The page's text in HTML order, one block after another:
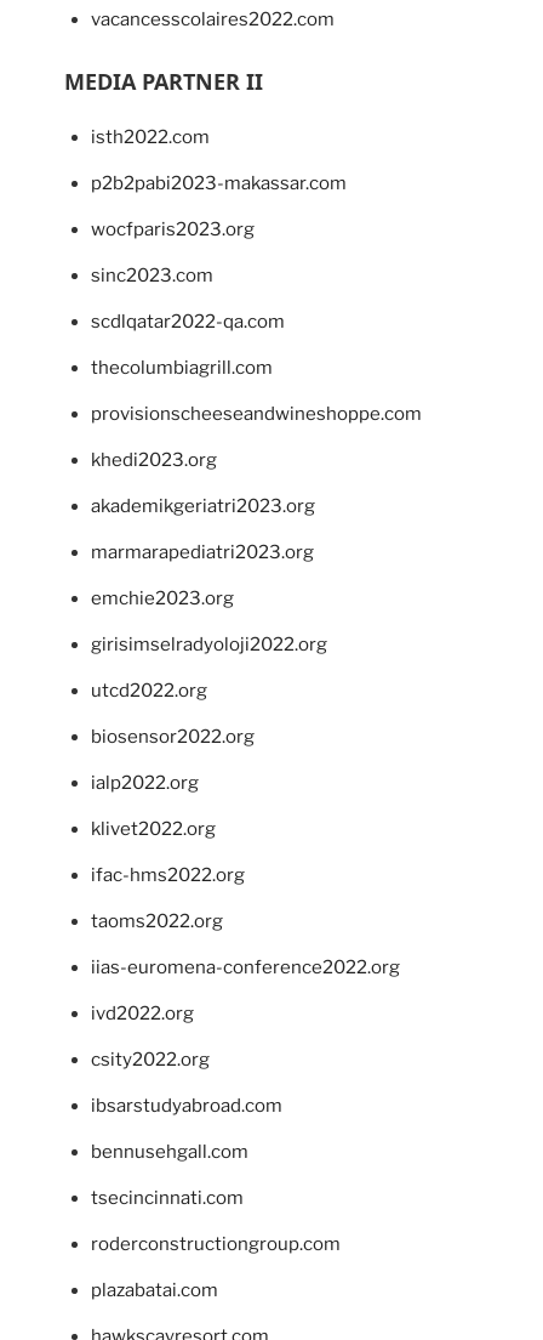
vacancesscolaires2022.com
MEDIA PARTNER II
isth2022.com
p2b2pabi2023-makassar.com
wocfparis2023.org
sinc2023.com
scdlqatar2022-qa.com
thecolumbiagrill.com
provisionscheeseandwineshoppe.com
khedi2023.org
akademikgeriatri2023.org
marmarapediatri2023.org
emchie2023.org
girisimselradyoloji2022.org
utcd2022.org
biosensor2022.org
ialp2022.org
klivet2022.org
ifac-hms2022.org
taoms2022.org
iias-euromena-conference2022.org
ivd2022.org
csity2022.org
ibsarstudyabroad.com
bennusehgall.com
tsecincinnati.com
roderconstructiongroup.com
plazabatai.com